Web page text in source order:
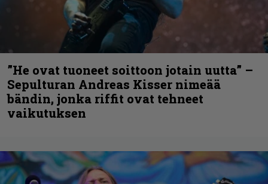
”He ovat tuoneet soittoon jotain uutta” –
Sepulturan Andreas Kisser nimeää
bändin, jonka riffit ovat tehneet
vaikutuksen